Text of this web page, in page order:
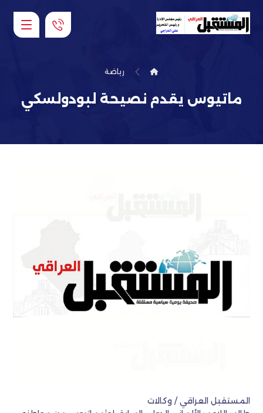
رياضة
ماتيوس يقدم نصيحة لبودولسكي
المستقبل العراقي / وكالات